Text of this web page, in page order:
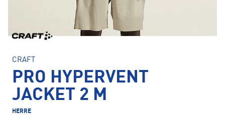
CRAFT
PRO HYPERVENT
JACKET 2 M
HERRE